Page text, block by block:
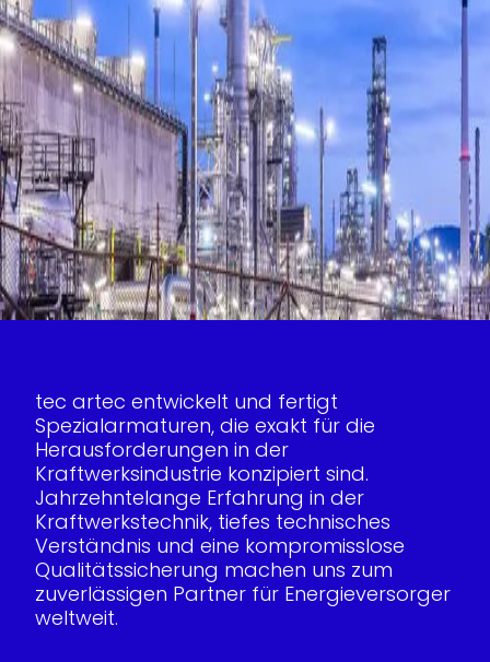
tec artec entwickelt und fertigt
Spezialarmaturen, die exakt für die
Herausforderungen in der
Kraftwerksindustrie konzipiert sind.
Jahrzehntelange Erfahrung in der
Kraftwerkstechnik, tiefes technisches
Verständnis und eine kompromisslose
Qualitätssicherung machen uns zum
zuverlässigen Partner für Energieversorger
weltweit.